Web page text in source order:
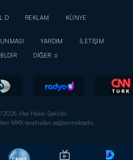
D REKLAM
KÜNYE
YARDIM
İLETİŞİM
DİĞER
Her Hakkı Saklıdır.
MKK tarafından sağlanmaktadır.